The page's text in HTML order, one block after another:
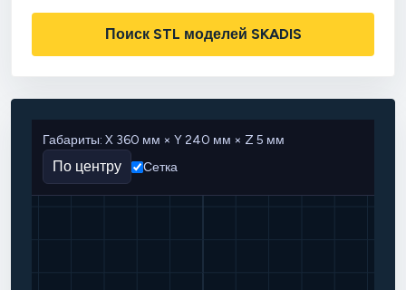
Поиск STL моделей SKADIS
Габариты: X 360 мм × Y 240 мм × Z 5 мм
По центру Сетка